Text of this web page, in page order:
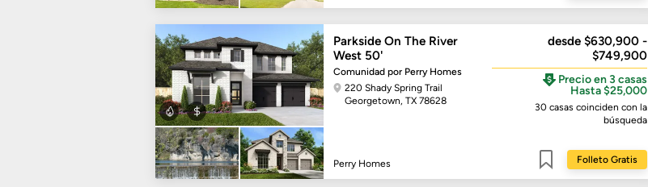
Parkside On The River
West 50'
Comunidad por Perry Homes
220 Shady Spring Trail
Georgetown, TX 78628
Perry Homes
desde $630,900 -
$749,900
Precio en 3 casas
Hasta $25,000
30 casascoinciden con la
búsqueda
Folleto Gratis